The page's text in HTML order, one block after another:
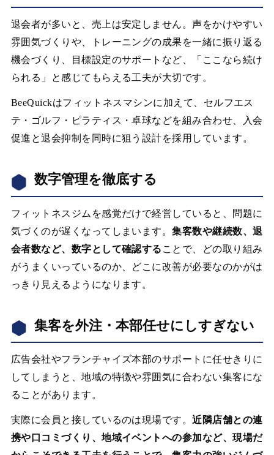
退会者が多いと、売上は安定しません。声をかけやすい
雰囲気づくりや、トレーニングの成果を一緒に振り返る
機会づくり、目標設定のサポートなど、「ここなら続け
られる」と感じてもらえる工夫が大切です。
BeeQuickはフィットネスマシンに加えて、セルフエス
テ・ゴルフ・ピラティス・卓球などを組み合わせ、入会
促進と退会抑制を同時に狙う設計を採用しています。
数字管理を徹底する
フィットネスジムを感覚だけで経営していると、問題に
気づくのが遅くなってしまいます。集客数や継続数、退
会者数など、数字として確認する ことで、どの取り組み
がうまくいっているのか、どこに改善が必要なのかがは
っきり見えるようになります。
集客を外注・本部任せにしすぎない
広告会社やフランチャイズ本部のサポートに任せきりに
してしまうと、地域の特徴や雰囲気に合わない集客にな
ることがあります。
実際に会員と接しているのは現場です。近隣店舗との連
携や口コミづくり、地域イベントへの参加など、現場だ